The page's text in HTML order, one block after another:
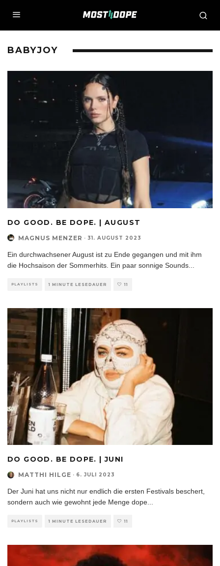
BABYJOY
DO GOOD. BE DOPE. | AUGUST
MAGNUS MENZER · 31. AUGUST 2023
Ein durchwachsener August ist zu Ende gegangen und mit ihm
die Hochsaison der Sommerhits. Ein paar sonnige Sounds
PLAYLISTS 1 MINUTE LESEDAUER 11
DO GOOD. BE DOPE. | JUNI
MATTHI HILGE · 6. JULI 2023
Der Juni hat uns nicht nur endlich die ersten Festivals beschert,
sondern auch wie gewohnt jede Menge dope...
PLAYLISTS 1 MINUTE LESEDAUER 11